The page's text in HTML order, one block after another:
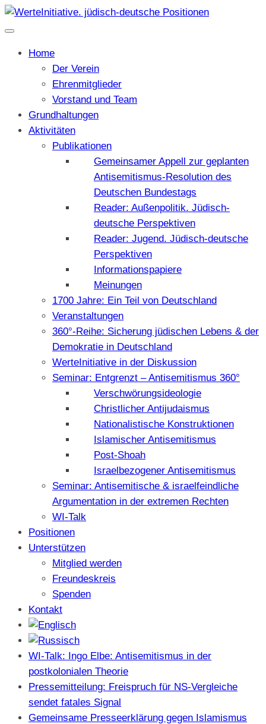
Home
Der Verein
Ehrenmitglieder
Vorstand und Team
Grundhaltungen
Aktivitäten
Publikationen
Gemeinsamer Appell zur geplanten
Antisemitismus-Resolution des
Deutschen Bundestags
Reader: Außenpolitik. Jüdisch-
deutsche Perspektiven
Reader: Jugend. Jüdisch-deutsche
Perspektiven
Informationspapiere
Meinungen
1700 Jahre: Ein Teil von Deutschland
Veranstaltungen
360°-Reihe: Sicherung jüdischen Lebens & der
Demokratie in Deutschland
WerteInitiative in der Diskussion
Seminar: Entgrenzt – Antisemitismus 360°
Verschwörungsideologie
Christlicher Antijudaismus
Nationalistische Konstruktionen
Islamischer Antisemitismus
Post-Shoah
Israelbezogener Antisemitismus
Seminar: Antisemitische & israelfeindliche
Argumentation in der extremen Rechten
WI-Talk
Positionen
Unterstützen
Mitglied werden
Freundeskreis
Spenden
Kontakt
WI-Talk: Ingo Elbe: Antisemitismus in der
postkolonialen Theorie
Pressemitteilung: Freispruch für NS-Vergleiche
sendet fatales Signal
Gemeinsame Presseerklärung gegen Islamismus